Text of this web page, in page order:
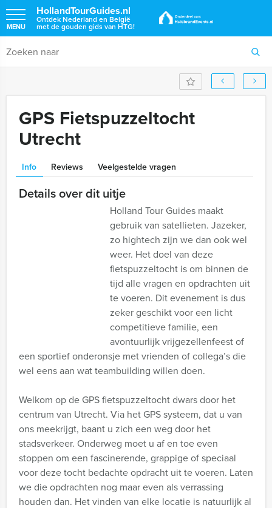
HollandTourGuides.nl
Ontdek Nederland en België
met de gouden gids van HTG!
MENU
GPS Fietspuzzeltocht
Utrecht
Info Reviews Veelgestelde vragen
Details over dit uitje
Holland Tour Guides maakt
gebruik van satellieten. Jazeker,
zo hightech zijn we dan ook wel
weer. Het doel van deze
fietspuzzeltocht is om binnen de
tijd alle vragen en opdrachten uit
te voeren. Dit evenement is dus
zeker geschikt voor een licht
competitieve familie, een
avontuurlijk vrijgezellenfeest of
een sportief onderonsje met vrienden of collega’s die
wel eens aan wat teambuilding willen doen.
Welkom op de GPS fietspuzzeltocht dwars door het
centrum van Utrecht. Via het GPS systeem, dat u van
ons meekrijgt, baant u zich een weg door het
stadsverkeer. Onderweg moet u af en toe even
stoppen om een fascinerende, grappige of speciaal
voor deze tocht bedachte opdracht uit te voeren. Laten
we die opdrachten nog maar even als verrassing
houden dan. Het vinden van elke locatie is natuurlijk al